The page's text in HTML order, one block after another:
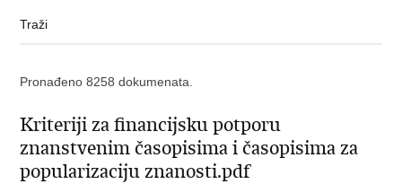
Pronađeno 8258 dokumenata.
Kriteriji za financijsku potporu
znanstvenim časopisima i časopisima za
popularizaciju znanosti.pdf